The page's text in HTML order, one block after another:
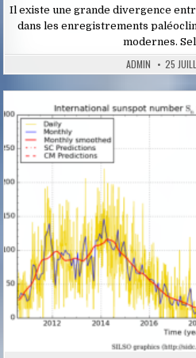
Il existe une grande divergence
dans les enregistrements
modernes.
ADMIN 25